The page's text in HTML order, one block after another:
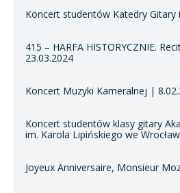
Koncert studentów Katedry
415 – HARFA HISTORYCZNIE.
23.03.2024
Koncert Muzyki Kameralnej |
Koncert studentów klasy gitary
im. Karola Lipińskiego we
Joyeux Anniversaire, Monsieur